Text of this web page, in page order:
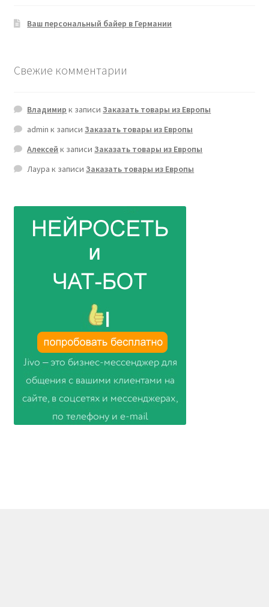
Ваш персональный байер в Германии
Свежие комментарии
Владимир к записиЗаказать товары из Европы
admin к записиЗаказать товары из Европы
Алексей к записиЗаказать товары из Европы
Лаура к записиЗаказать товары из Европы